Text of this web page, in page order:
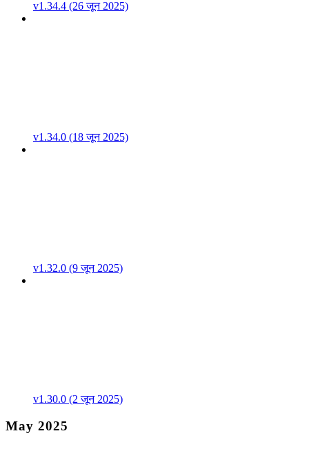
v1.34.4 (26 जून 2025)
v1.34.0 (18 जून 2025)
v1.32.0 (9 जून 2025)
v1.30.0 (2 जून 2025)
May 2025